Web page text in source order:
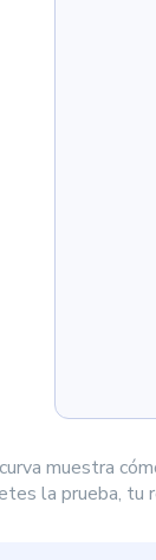
muestra
la prueba, tu